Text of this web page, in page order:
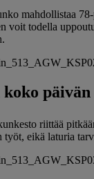
mahdollistaa
voit todella
päivän
riittää
työt, eikä laturia